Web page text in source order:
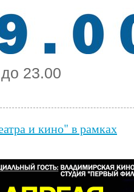
23.00
и кино" в рамках